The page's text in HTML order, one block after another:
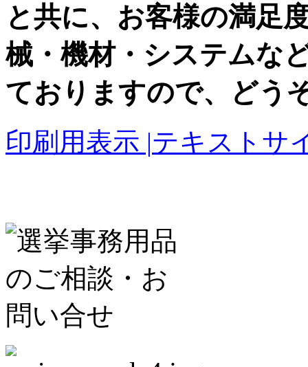
と共に、お客様の満足
械・機材・システムな
ておりますので、どう
印刷用表示 |テキストサ